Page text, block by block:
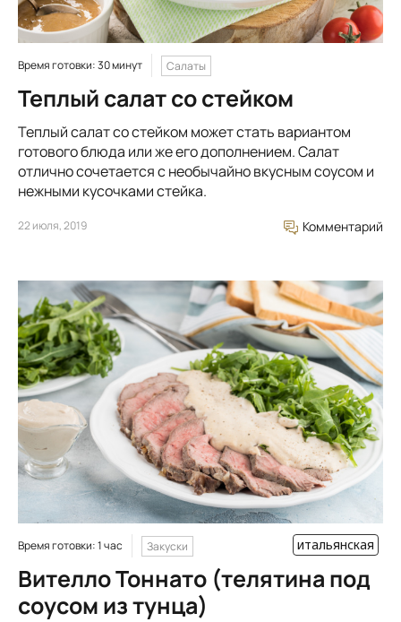
Время готовки: 30 минут Салаты
Теплый салат со стейком
Теплый салат со стейком может стать вариантом
готового блюда или же его дополнением. Салат
отлично сочетается с необычайно вкусным соусом и
нежными кусочками стейка.
22 июля, 2019 Комментарий
Время готовки: 1 час Закуски итальянская
Вителло Тоннато (телятина под
соусом из тунца)